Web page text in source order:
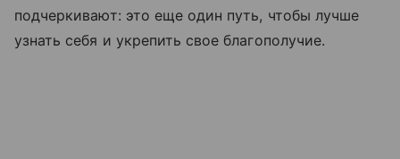
подчеркивают: это еще один путь, чтобы лучше
узнать себя и укрепить свое благополучие.